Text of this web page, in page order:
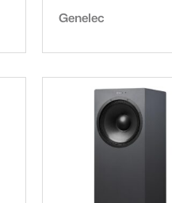
Tuotemerkki:
Genelec